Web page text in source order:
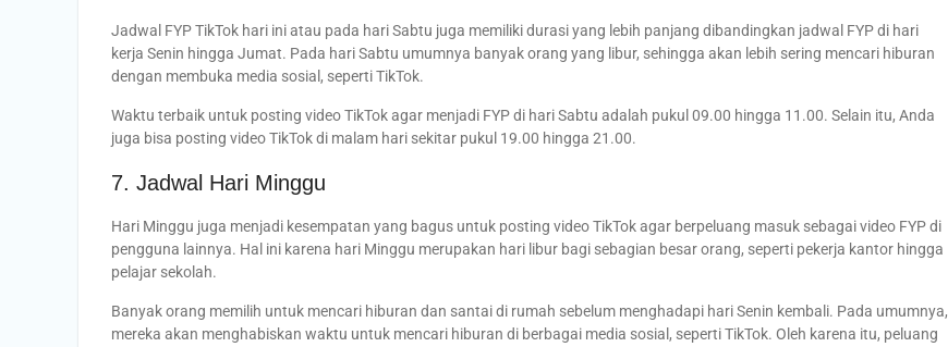
Jadwal FYP TikTok hari ini atau pada hari Sabtu juga memiliki durasi yang lebih panjang dibandingkan jadwal FYP di hari
kerja Senin hingga Jumat. Pada hari Sabtu umumnya banyak orang yang libur, sehingga akan lebih sering mencari hiburan
dengan membuka media sosial, seperti TikTok.
Waktu terbaik untuk posting video TikTok agar menjadi FYP di hari Sabtu adalah pukul 09.00 hingga 11.00. Selain itu, Anda
juga bisa posting video TikTok di malam hari sekitar pukul 19.00 hingga 21.00.
7. Jadwal Hari Minggu
Hari Minggu juga menjadi kesempatan yang bagus untuk posting video TikTok agar berpeluang masuk sebagai video FYP di
pengguna lainnya. Hal ini karena hari Minggu merupakan hari libur bagi sebagian besar orang, seperti pekerja kantor hingga
pelajar sekolah.
Banyak orang memilih untuk mencari hiburan dan santai di rumah sebelum menghadapi hari Senin kembali. Pada umumnya,
mereka akan menghabiskan waktu untuk mencari hiburan di berbagai media sosial, seperti TikTok. Oleh karena itu, peluang